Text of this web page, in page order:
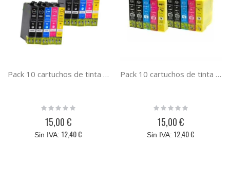
Pack 10 cartuchos de tinta Epson 29XL T2991 T2992 T2993 T2994 compatible con Epson
Rating:
15,00 €
12,40 €
Pack 10 cartuchos de tinta T1811 T1812 T1813 T1814 compatible 18xl margarita
Rating:
15,00 €
12,40 €